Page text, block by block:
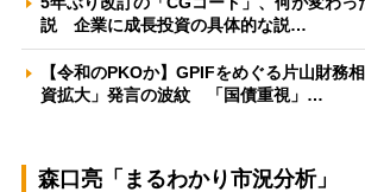
説 企業に成長投資の具体的な説…
【令和のPKOか】GPIFをめぐる片山財務
資拡大」発言の波紋 「国債重視」…
森口亮「まるわかり市況分析」